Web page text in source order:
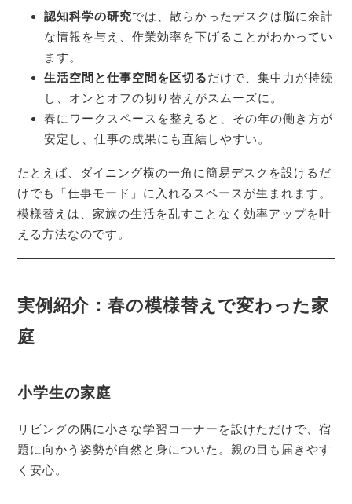
認知科学の研究では、散らかったデスクは脳に余計
な情報を与え、作業効率を下げることがわかってい
ます。
生活空間と仕事空間を区切るだけで、集中力が持続
し、オンとオフの切り替えがスムーズに。
春にワークスペースを整えると、その年の働き方が
安定し、仕事の成果にも直結しやすい。
たとえば、ダイニング横の一角に簡易デスクを設けるだ
けでも「仕事モード」に入れるスペースが生まれます。
模様替えは、家族の生活を乱すことなく効率アップを叶
える方法なのです。
実例紹介：春の模様替えで変わった家
庭
小学生の家庭
リビングの隅に小さな学習コーナーを設けただけで、宿
題に向かう姿勢が自然と身についた。親の目も届きやす
く安心。